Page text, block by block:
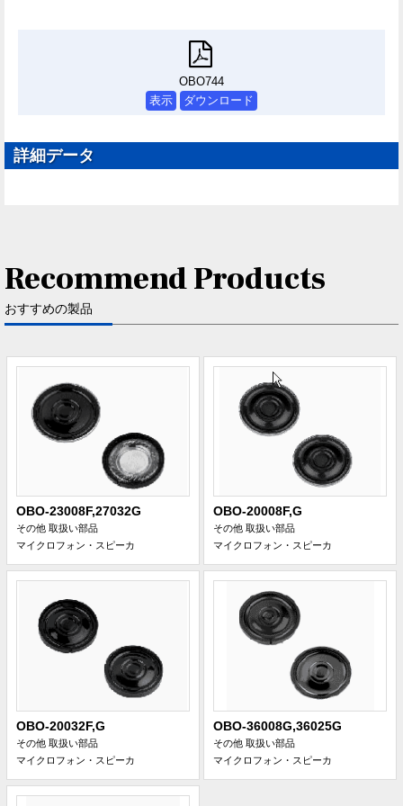
OBO744
表示
ダウンロード
詳細データ
Recommend Products
おすすめの製品
OBO-23008F,27032G
その他 取扱い部品
マイクロフォン・スピーカ
OBO-20008F,G
その他 取扱い部品
マイクロフォン・スピーカ
OBO-20032F,G
その他 取扱い部品
マイクロフォン・スピーカ
OBO-36008G,36025G
その他 取扱い部品
マイクロフォン・スピーカ